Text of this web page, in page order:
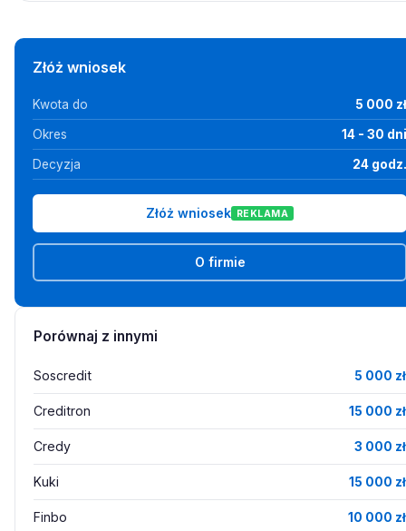
Złóż wniosek
Kwota do 5 000 zł
Okres 14 - 30 dni
Decyzja 24 godz.
Złóż wniosek REKLAMA
O firmie
Porównaj z innymi
Soscredit 5 000 zł
Creditron 15 000 zł
Credy 3 000 zł
Kuki 15 000 zł
Finbo 10 000 zł